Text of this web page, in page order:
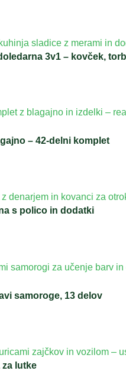
3v1 – kovček,
– 42-delni komplet
s polico in dodatki
samoroge, 13 delov
za lutke